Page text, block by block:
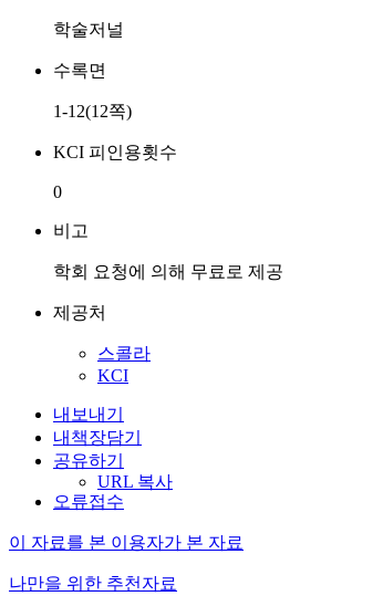
학술저널
수록면
1-12(12쪽)
KCI 피인용횟수
0
비고
학회 요청에 의해 무료로 제공
제공처
스콜라
KCI
내보내기
내책장담기
공유하기
URL 복사
오류접수
이 자료를 본 이용자가 본 자료
나만을 위한 추천자료